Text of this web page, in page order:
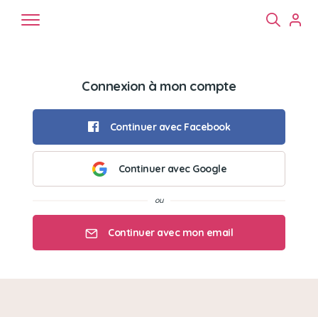
Chats
Connexion à mon compte
Continuer avec Facebook
Continuer avec Google
Continuer avec mon email